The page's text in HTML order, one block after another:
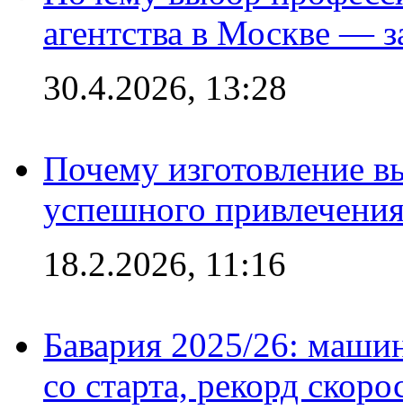
агентства в Москве —
30.4.2026, 13:28
Почему изготовление
успешного
18.2.2026, 11:16
Бавария 2025/26:
со старта, рекорд